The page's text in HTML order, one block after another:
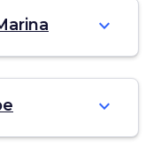
expand_more
expand_more